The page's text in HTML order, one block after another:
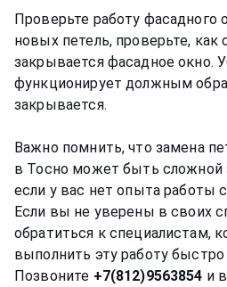
Проверьте работу фасадного
новых петель, проверьте, как
закрывается фасадное окно.
функционирует должным
закрывается.
Важно помнить, что замена
в Тосно может быть сложной
если у вас нет опыта работы
Если вы не уверены в своих
обратиться к специалистам,
выполнить эту работу
Позвоните +7(812)9563854 и